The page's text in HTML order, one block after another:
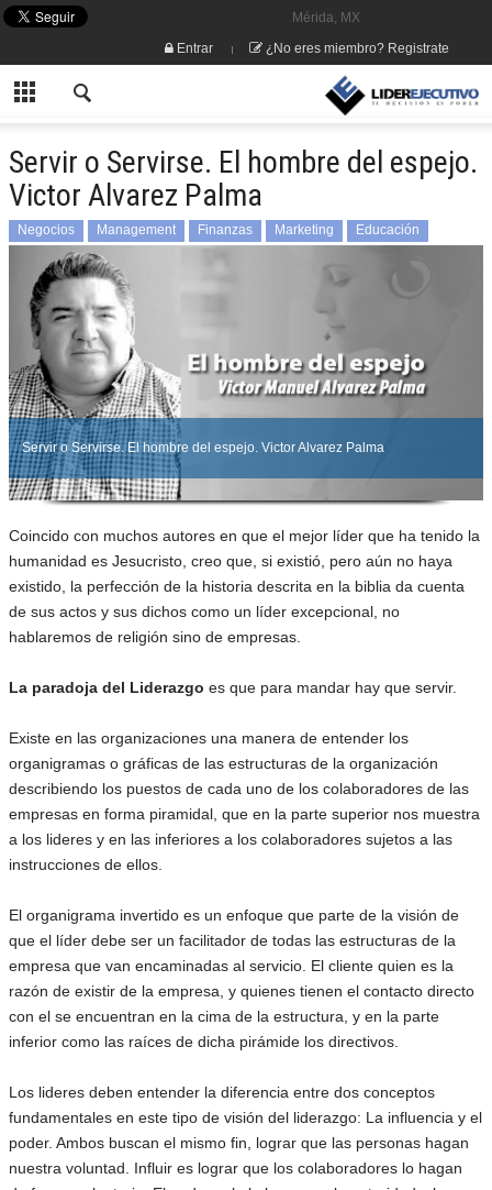
Mérida, MX
Entrar
¿No eres miembro? Registrate
Servir o Servirse. El hombre del espejo.
Victor Alvarez Palma
Negocios Management Finanzas Marketing Educación
Servir o Servirse. El hombre del espejo. Victor Alvarez Palma
Coincido con muchos autores en que el mejor líder que ha tenido la
humanidad es Jesucristo, creo que, si existió, pero aún no haya
existido, la perfección de la historia descrita en la biblia da cuenta
de sus actos y sus dichos como un líder excepcional, no
hablaremos de religión sino de empresas.
La paradoja del Liderazgo es que para mandar hay que servir.
Existe en las organizaciones una manera de entender los
organigramas o gráficas de las estructuras de la organización
describiendo los puestos de cada uno de los colaboradores de las
empresas en forma piramidal, que en la parte superior nos muestra
a los lideres y en las inferiores a los colaboradores sujetos a las
instrucciones de ellos.
El organigrama invertido es un enfoque que parte de la visión de
que el líder debe ser un facilitador de todas las estructuras de la
empresa que van encaminadas al servicio. El cliente quien es la
razón de existir de la empresa, y quienes tienen el contacto directo
con el se encuentran en la cima de la estructura, y en la parte
inferior como las raíces de dicha pirámide los directivos.
Los lideres deben entender la diferencia entre dos conceptos
fundamentales en este tipo de visión del liderazgo: La influencia y el
poder. Ambos buscan el mismo fin, lograr que las personas hagan
nuestra voluntad. Influir es lograr que los colaboradores lo hagan